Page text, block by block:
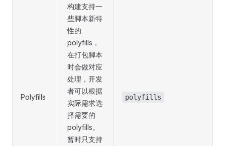
Polyfills
构建支持一
些脚本新特
性的
polyfills，
在打包脚本
时会做对应
处理，开发
者可以根据
实际需求选
择需要的
polyfills。
暂时只支持
polyfills